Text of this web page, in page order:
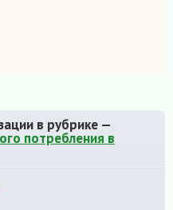
в рубрике —
потребления в